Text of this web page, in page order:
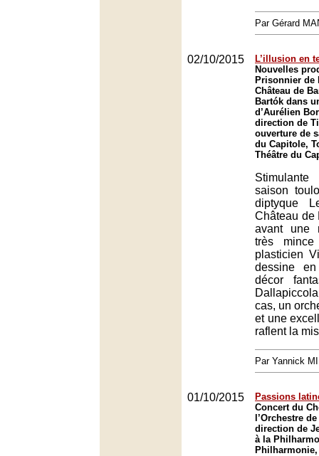
Par Gérard
02/10/2015
L’illusion en
Nouvelles
Prisonnier de
Château de
Bartók dans
d’Aurélien
direction de
ouverture de
du Capitole,
Théâtre du
saison
diptyque
Château de
avant une
très
plasticien
dessine
décor
cas, un
et une
raflent la
Par Yannick
01/10/2015
Passions
Concert du
l’Orchestre
direction de
à la